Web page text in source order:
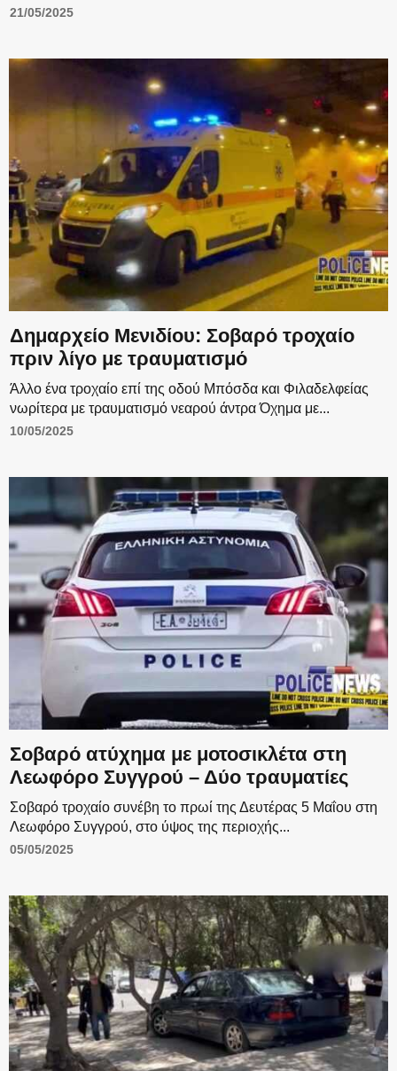
21/05/2025
Δημαρχείο Μενιδίου: Σοβαρό τροχαίο
πριν λίγο με τραυματισμό
Άλλο ένα τροχαίο επί της οδού Μπόσδα και Φιλαδελφείας
νωρίτερα με τραυματισμό νεαρού άντρα Όχημα με...
10/05/2025
Σοβαρό ατύχημα με μοτοσικλέτα στη
Λεωφόρο Συγγρού – Δύο τραυματίες
Σοβαρό τροχαίο συνέβη το πρωί της Δευτέρας 5 Μαΐου στη
Λεωφόρο Συγγρού, στο ύψος της περιοχής...
05/05/2025